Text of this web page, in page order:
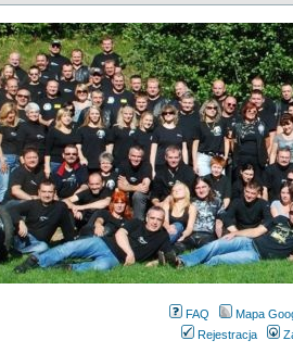
FAQ
Mapa
Rejestracja